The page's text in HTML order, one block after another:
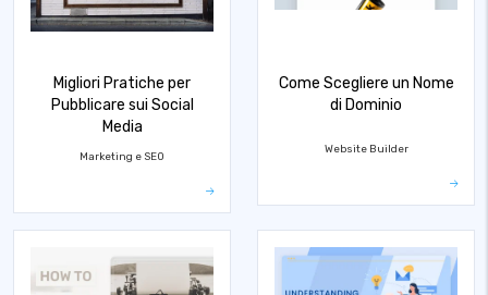
Migliori Pratiche per
Pubblicare sui Social
Media
Marketing e SEO
Come Scegliere un Nome
di Dominio
Website Builder